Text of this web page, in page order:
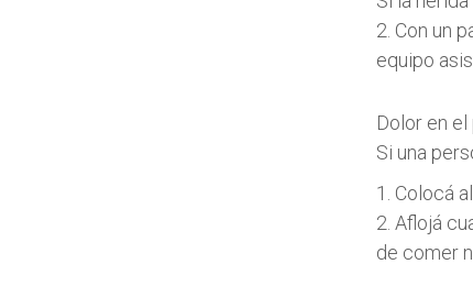
2. Con un
equipo
Dolor en
Si una
1. Colocá
2. Aflojá
de comer